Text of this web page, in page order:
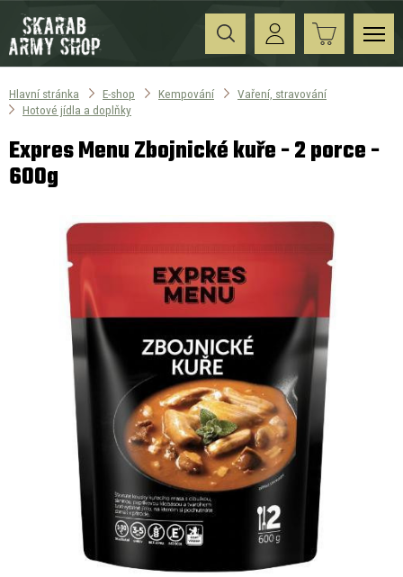
Hlavní stránka E-shop Kempování
Vaření, stravování
Hotové jídla a doplňky
Expres Menu Zbojnické kuře - 2 porce -
600g